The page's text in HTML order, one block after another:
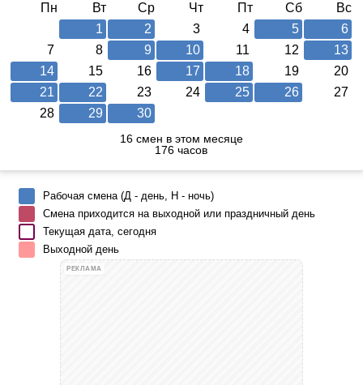
Пн
Вт Ср Чт Пт Сб
Вс
1
2 3 4 5
6
7
8 9 10 11 12
13
14
15 16 17 18 19
20
21
22 23 24 25 26
27
28
29 30
16 смен в этом месяце
176 часов
Рабочая смена (Д - день, Н - ночь)
Смена приходится на выходной или праздничный день
Текущая дата, сегодня
Выходной день
РЕКЛАМА